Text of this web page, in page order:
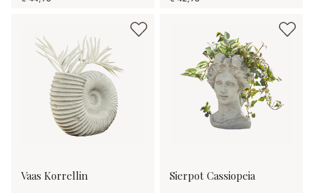
Vaas Korrellin Sierpot Cassiopeia